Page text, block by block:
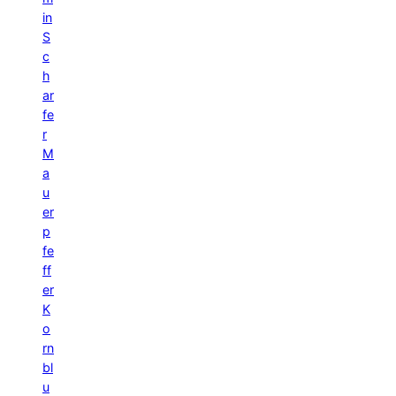
in
S
c
h
ar
fe
r
M
a
u
er
p
fe
ff
er
K
o
rn
bl
u